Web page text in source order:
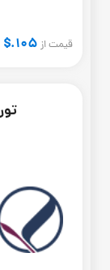
قیمت از 105.$
تور